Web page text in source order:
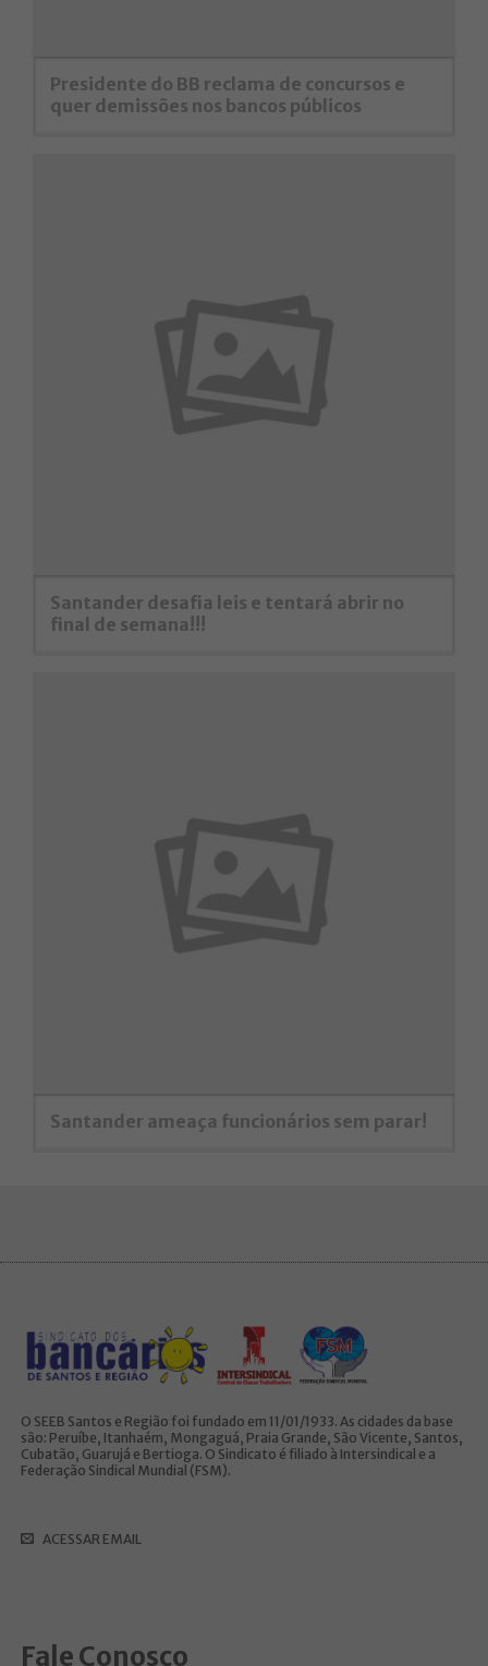
Presidente do BB reclama de concursos e
quer demissões nos bancos públicos
Santander desafia leis e tentará abrir no
final de semana!!!
Santander ameaça funcionários sem parar!
O SEEB Santos e Região foi fundado em 11/01/1933. As cidades da base
são: Peruíbe, Itanhaém, Mongaguá, Praia Grande, São Vicente, Santos,
Cubatão, Guarujá e Bertioga. O Sindicato é filiado à Intersindical e a
Federação Sindical Mundial (FSM).
ACESSAR EMAIL
Fale Conosco